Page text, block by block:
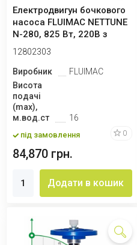
Електродвигун бочкового
насоса FLUIMAC NETTUNE
N-280, 825 Вт, 220B з
регулюва...
12802303
Виробник
FLUIMAC
Висота
подачі
(max),
м.вод.ст
16
під замовлення 0
84,870 грн.
Додати в кошик